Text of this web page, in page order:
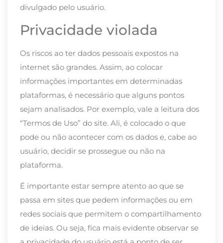
divulgado pelo usuário.
Privacidade violada
Os riscos ao ter dados pessoais expostos na
internet são grandes. Assim, ao colocar
informações importantes em determinadas
plataformas, é necessário que alguns pontos
sejam analisados. Por exemplo, vale a leitura dos
“Termos de Uso” do site. Ali, é colocado o que
pode ou não acontecer com os dados e, cabe ao
usuário, decidir se prossegue ou não na
plataforma.
É importante estar sempre atento ao que se
passa em sites que pedem informações ou em
redes sociais que permitem o compartilhamento
de ideias. Ou seja, fica mais evidente observar se